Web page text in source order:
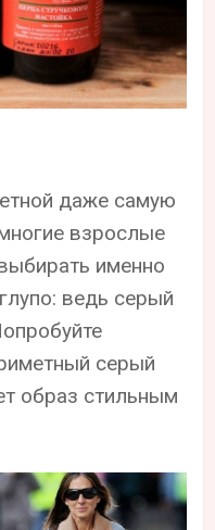
даже самую
взрослые
именно
ведь серый
серый
образ стильным